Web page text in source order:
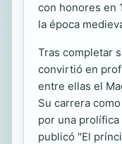
con honores en
la época
Tras completar
convirtió en
entre ellas el
Su carrera
por una
publicó "El